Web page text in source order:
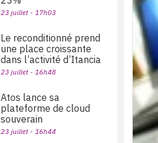
23 juillet - 17h03
Le reconditionné prend
une place croissante
dans l’activité d’Itancia
23 juillet - 16h48
Atos lance sa
plateforme de cloud
souverain
23 juillet - 16h44